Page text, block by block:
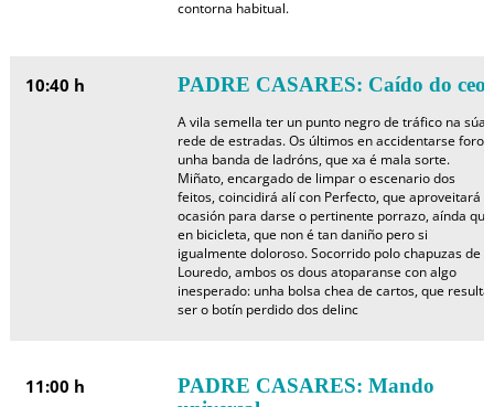
contorna habitual.
10:40 h PADRE CASARES: Caído do ceo
A vila semella ter un punto negro de tráfico na súa
rede de estradas. Os últimos en accidentarse foron
unha banda de ladróns, que xa é mala sorte.
Miñato, encargado de limpar o escenario dos
feitos, coincidirá alí con Perfecto, que aproveitará a
ocasión para darse o pertinente porrazo, aínda que
en bicicleta, que non é tan daniño pero si
igualmente doloroso. Socorrido polo chapuzas de
Louredo, ambos os dous atoparanse con algo
inesperado: unha bolsa chea de cartos, que resulta
ser o botín perdido dos delinc
11:00 h
PADRE CASARES: Mando